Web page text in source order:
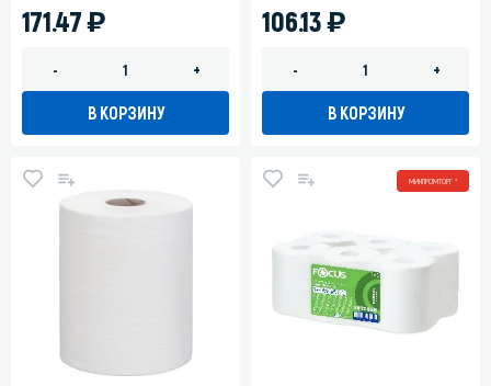
171.47)
- +
В КОРЗИНУ
106.13)
- +
В КОРЗИНУ
МИНПРОМТОРГ *